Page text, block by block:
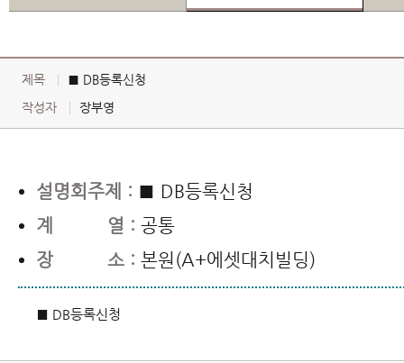
제목
■ DB등록신청
작성자
장부영
설명회주제 : ■ DB등록신청
계 열 : 공통
장 소 : 본원(A+에셋대치빌딩)
■ DB등록신청